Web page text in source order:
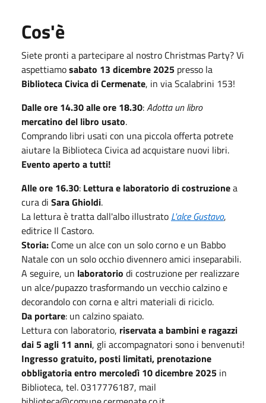
Cos'è
Siete pronti a partecipare al nostro Christmas Party? Vi
aspettiamosabato 13 dicembre 2025 presso la
Biblioteca Civica di Cermenate, in via Scalabrini 153!
Dalle ore 14.30 alle ore 18.30:Adotta un libro
mercatino del libro usato.
Comprando libri usati con una piccola offerta potrete
aiutare la Biblioteca Civica ad acquistare nuovi libri.
Evento aperto a tutti!
Alle ore 16.30: Lettura e laboratorio di costruzionea
cura di Sara Ghioldi.
La lettura è tratta dall'albo illustrato L'alce Gustavo,
editrice Il Castoro.
Storia: Come un alce con un solo corno e un Babbo
Natale con un solo occhio divennero amici inseparabili.
A seguire, un laboratorio di costruzione per realizzare
un alce/pupazzo trasformando un vecchio calzino e
decorandolo con corna e altri materiali di riciclo.
Da portare: un calzino spaiato.
Lettura con laboratorio, riservata a bambini e ragazzi
dai 5 agli 11 anni, gli accompagnatori sono i benvenuti!
Ingresso gratuito, posti limitati, prenotazione
obbligatoria entro mercoledì 10 dicembre 2025 in
Biblioteca, tel. 0317776187, mail